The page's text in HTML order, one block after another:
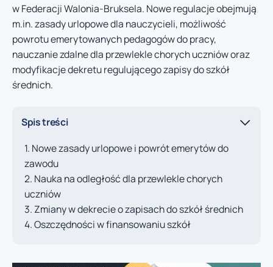
w Federacji Walonia-Bruksela. Nowe regulacje obejmują
m.in. zasady urlopowe dla nauczycieli, możliwość
powrotu emerytowanych pedagogów do pracy,
nauczanie zdalne dla przewlekle chorych uczniów oraz
modyfikacje dekretu regulującego zapisy do szkół
średnich.
Spis treści
Nowe zasady urlopowe i powrót emerytów do
zawodu
Nauka na odległość dla przewlekle chorych
uczniów
Zmiany w dekrecie o zapisach do szkół średnich
Oszczędności w finansowaniu szkół